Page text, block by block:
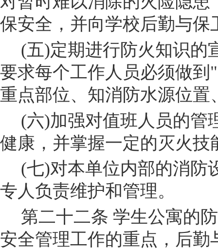
保安全，并向学校后勤与保
(五)定期进行防火知识的
要求每个工作人员必须做
重点部位、知消防水源位
(六)加强对值班人员的管
健康，并掌握一定的灭火技
(七)对本单位内部的消防
专人负责维护和管理。
第二十二条 学生公寓的
安全管理工作的重点 ， 后勤